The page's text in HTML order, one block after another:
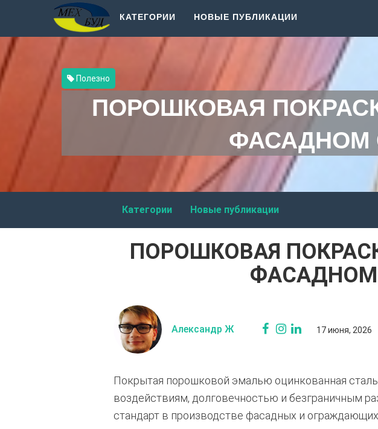
НОВЫЕ ПУБЛИКАЦИИ
КАТЕГОРИИ
Полезно
ПОРОШКОВАЯ
ФАСАДНОМ
Новые публикации
Категории
ПОРОШКОВАЯ
ФАСАДНОМ
Александр Ж 17 июня, 2026
Покрытая порошковой эмалью оцинкованная
воздействиям, долговечностью и безграничным
стандарт в производстве фасадных и